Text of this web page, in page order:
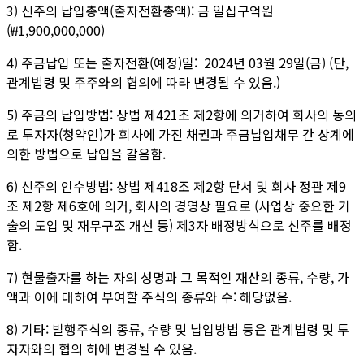
3) 신주의 납입총액(출자전환총액): 금 일십구억원
(₩1,900,000,000)
4) 주금납입 또는 출자전환(예정)일: 2024년 03월 29일(금) (단,
관계법령 및 주주와의 협의에 따라 변경될 수 있음.)
5) 주금의 납입방법: 상법 제421조 제2항에 의거하여 회사의 동의
로 투자자(청약인)가 회사에 가진 채권과 주금납입채무 간 상계에
의한 방법으로 납입을 갈음함.
6) 신주의 인수방법: 상법 제418조 제2항 단서 및 회사 정관 제9
조 제2항 제6호에 의거, 회사의 경영상 필요로 (사업상 중요한 기
술의 도입 및 재무구조 개선 등) 제3자 배정방식으로 신주를 배정
함.
7) 현물출자를 하는 자의 성명과 그 목적인 재산의 종류, 수량, 가
액과 이에 대하여 부여할 주식의 종류와 수: 해당없음.
8) 기타: 발행주식의 종류, 수량 및 납입방법 등은 관계법령 및 투
자자와의 협의 하에 변경될 수 있음.